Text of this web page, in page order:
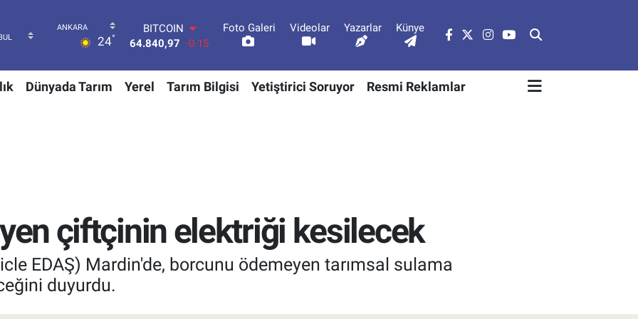
24°
DOLAR
47,7436
0.18
55,2510 0.32
STERLİN
Foto Galeri Videolar Yazarlar Künye
Dünyada Tarım Yerel Tarım Bilgisi Yetiştirici Soruyor Resmi Reklamlar
çiftçinin elektriği kesilecek
EDAŞ) Mardin'de, borcunu ödemeyen tarımsal sulama
duyurdu.